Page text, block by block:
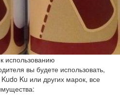
использованию
вы будете использовать,
Ku или других марок, все